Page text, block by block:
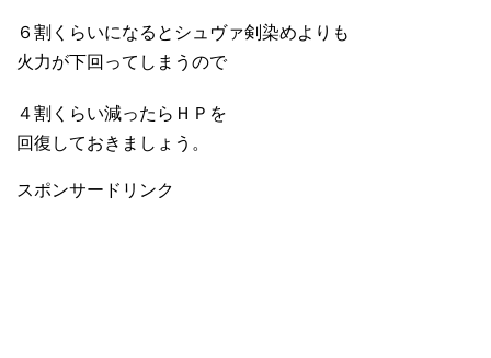
６割くらいになるとシュヴァ剣染めよりも
火力が下回ってしまうので
４割くらい減ったらＨＰを
回復しておきましょう。
スポンサードリンク